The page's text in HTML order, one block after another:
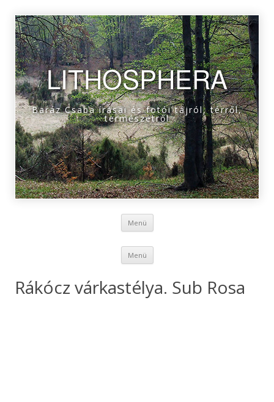
LITHOSPHERA
Baráz Csaba írásai és fotói tájról, térről,
természetről
Menü Tovább a tartalomra
Menü Tovább a tartalomra
Rákócz várkastélya. Sub Rosa